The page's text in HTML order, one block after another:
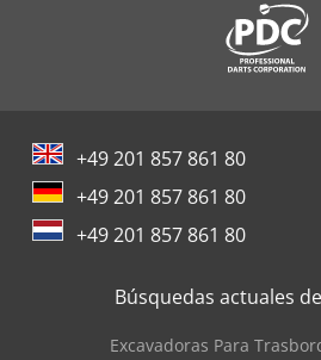
+49 201 857 861 80
+49 201 857 861 80
+49 201 857 861 80
Búsquedas actuales
Excavadoras Para